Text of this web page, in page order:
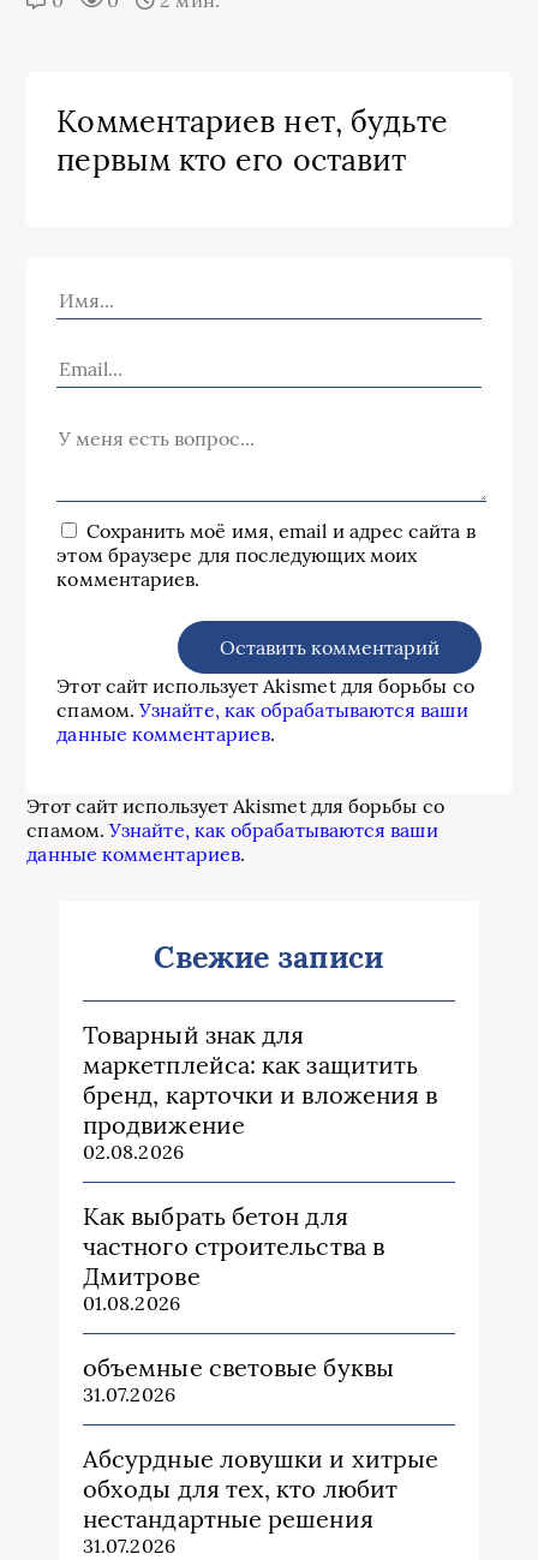
Комментариев нет, будьте
первым кто его оставит
Сохранить моё имя, email и адрес сайта в
этом браузере для последующих моих
комментариев.
Этот сайт использует Akismet для борьбы со
спамом.Узнайте, как обрабатываются ваши
данные комментариев.
Этот сайт использует Akismet для борьбы со
спамом.Узнайте, как обрабатываются ваши
данные комментариев.
Свежие записи
Товарный знак для
маркетплейса: как защитить
бренд, карточки и вложения в
продвижение
02.08.2026
Как выбрать бетон для
частного строительства в
Дмитрове
01.08.2026
объемные световые буквы
31.07.2026
Абсурдные ловушки и хитрые
обходы для тех, кто любит
нестандартные решения
31.07.2026